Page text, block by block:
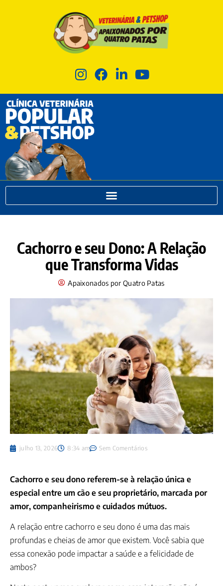
Cachorro e seu Dono: A Relação
que Transforma Vidas
Apaixonados por Quatro Patas
julho 13, 2026 8:34 am Sem Comentários
Cachorro e seu dono referem-se à relação única e
especial entre um cão e seu proprietário, marcada por
amor, companheirismo e cuidados mútuos.
A relação entre cachorro e seu dono é uma das mais
profundas e cheias de amor que existem. Você sabia que
essa conexão pode impactar a saúde e a felicidade de
ambos?